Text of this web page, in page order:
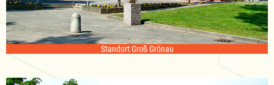
Standort Groß Grönau